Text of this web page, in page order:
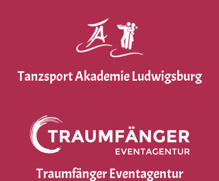
Tanzsport Akademie Ludwigsburg
Traumfänger Eventagentur